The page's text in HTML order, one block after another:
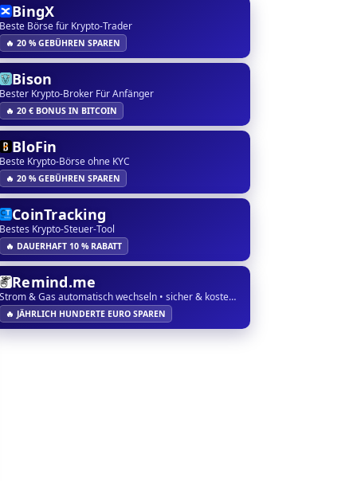
BingX
Beste Börse für Krypto-Trader
🔥 20 % GEBÜHREN SPAREN
Bison
Bester Krypto-Broker Für Anfänger
🔥 20 € BONUS IN BITCOIN
BloFin
Beste Krypto-Börse ohne KYC
🔥 20 % GEBÜHREN SPAREN
CoinTracking
Bestes Krypto-Steuer-Tool
🔥 DAUERHAFT 10 % RABATT
Remind.me
Strom & Gas automatisch wechseln • sicher & kostenlos
🔥 JÄHRLICH HUNDERTE EURO SPAREN